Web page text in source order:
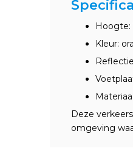
Hoogte:
Kleur:
Deze
omgeving